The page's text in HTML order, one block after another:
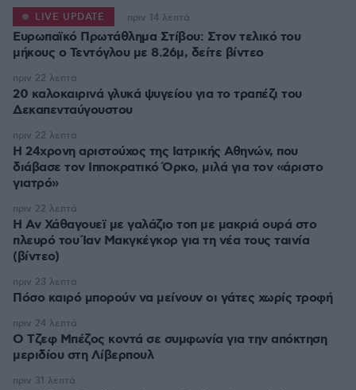
Ευρωπαϊκό Πρωτάθλημα Στίβου: Στον τελικό του
μήκους ο Τεντόγλου με 8.26μ, δείτε βίντεο
LIVE UPDATE πριν 14 λεπτά
20 καλοκαιρινά γλυκά ψυγείου για το τραπέζι του
Δεκαπενταύγουστου
πριν 22 λεπτά
Η 24χρονη αριστούχος της Ιατρικής Αθηνών, που
διάβασε τον Ιπποκρατικό Όρκο, μιλά για τον «άριστο
γιατρό»
πριν 22 λεπτά
Η Αν Χάθαγουεϊ με γαλάζιο τοπ με μακριά ουρά στο
πλευρό του Ίαν Μακγκέγκορ για τη νέα τους ταινία
(βίντεο)
πριν 22 λεπτά
Πόσο καιρό μπορούν να μείνουν οι γάτες χωρίς τροφή
πριν 23 λεπτά
Ο Τζεφ Μπέζος κοντά σε συμφωνία για την απόκτηση
μεριδίου στη Λίβερπουλ
πριν 24 λεπτά
πριν 31 λεπτά